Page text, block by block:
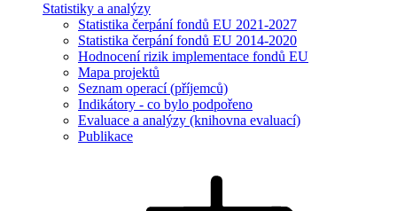
Statistiky a analýzy
Statistika čerpání fondů EU 2021-2027
Statistika čerpání fondů EU 2014-2020
Hodnocení rizik implementace fondů EU
Mapa projektů
Seznam operací (příjemců)
Indikátory - co bylo podpořeno
Evaluace a analýzy (knihovna evaluací)
Publikace